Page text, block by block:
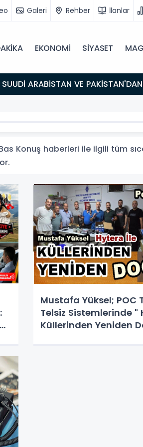
Galeri Rehber İlanlar
EKONOMİ SİYASET
Konuş haberleri ile ilgili tüm
Mustafa Yüksel; POC
Telsiz Sistemlerinde "
Küllerinden Yeniden